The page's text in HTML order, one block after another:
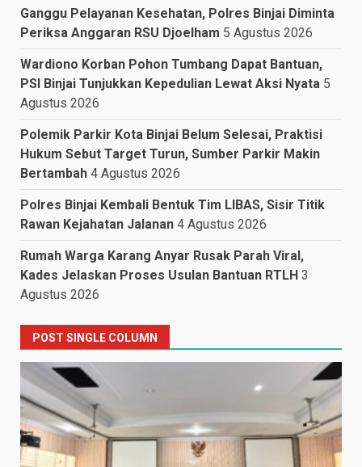
Ganggu Pelayanan Kesehatan, Polres Binjai Diminta
Periksa Anggaran RSU Djoelham 5 Agustus 2026
Wardiono Korban Pohon Tumbang Dapat Bantuan,
PSI Binjai Tunjukkan Kepedulian Lewat Aksi Nyata 5
Agustus 2026
Polemik Parkir Kota Binjai Belum Selesai, Praktisi
Hukum Sebut Target Turun, Sumber Parkir Makin
Bertambah 4 Agustus 2026
Polres Binjai Kembali Bentuk Tim LIBAS, Sisir Titik
Rawan Kejahatan Jalanan 4 Agustus 2026
Rumah Warga Karang Anyar Rusak Parah Viral,
Kades Jelaskan Proses Usulan Bantuan RTLH 3
Agustus 2026
POST SINGLE COLUMN